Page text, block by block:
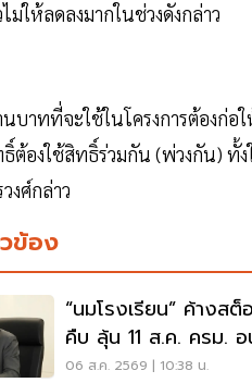
ให้ลดลงมากในช่วงดังกล่าว
าทที่จะใช้ในโครงการต้องก่อ
องใช้สิทธิ์ร่วมกัน (พ่วงกัน) ทั้ง
งศ์กล่าว
ข้อง
“นมโรงเรียน” ค้างส
คืบ ลุ้น 11 ส.ค. ครม. อนุมัติขยายถึง
ม.3
06 ส.ค. 2569 | 10:38 น.